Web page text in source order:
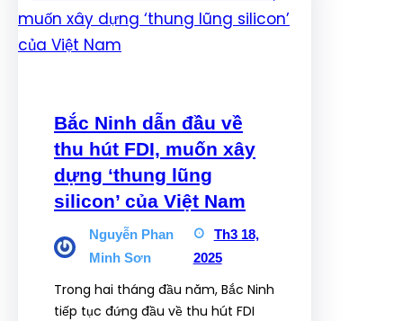
Bắc Ninh dẫn đầu về
thu hút FDI, muốn xây
dựng ‘thung lũng
silicon’ của Việt Nam
Nguyễn Phan
Minh Sơn
Th3 18,
2025
Trong hai tháng đầu năm, Bắc Ninh
tiếp tục đứng đầu về thu hút FDI